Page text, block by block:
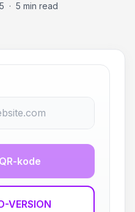
· 5 min read
kode
VERSION